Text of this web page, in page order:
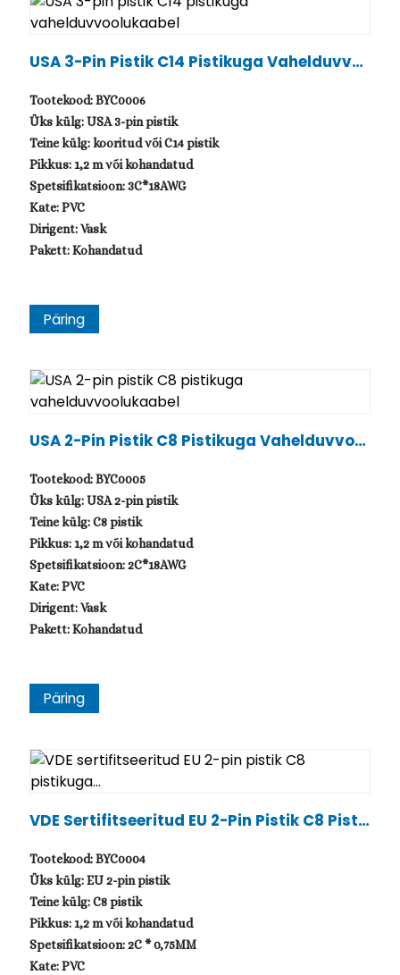
USA 3-Pin Pistik C14 Pistikuga Vahelduvvo
Tootekood: BYC0006
Üks külg: USA 3-pin pistik
Teine külg: kooritud või C14 pistik
Pikkus: 1,2 m või kohandatud
Spetsifikatsioon: 3C*18AWG
Kate: PVC
Dirigent: Vask
Pakett: Kohandatud
Päring
USA 2-Pin Pistik C8 Pistikuga Vahelduvvool
Tootekood: BYC0005
Üks külg: USA 2-pin pistik
Teine külg: C8 pistik
Pikkus: 1,2 m või kohandatud
Spetsifikatsioon: 2C*18AWG
Kate: PVC
Dirigent: Vask
Pakett: Kohandatud
Päring
VDE Sertifitseeritud EU 2-Pin Pistik C8 Pisti
Tootekood: BYC0004
Üks külg: EU 2-pin pistik
Teine külg: C8 pistik
Pikkus: 1,2 m või kohandatud
Spetsifikatsioon: 2C * 0,75MM
Kate: PVC